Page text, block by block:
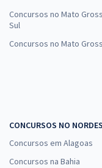
Concursos no Mato
Sul
Concursos no Mato
CONCURSOS NO
Concursos em Alagoas
Concursos na Bahia